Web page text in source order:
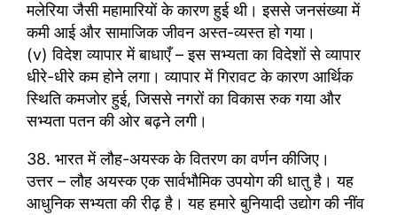
मलेरिया जैसी महामारियों के कारण हुई थी। इससे जनसंख्या में
कमी आई और सामाजिक जीवन अस्त-व्यस्त हो गया।
(v) विदेश व्यापार में बाधाएँ – इस सभ्यता का विदेशों से व्यापार
धीरे-धीरे कम होने लगा। व्यापार में गिरावट के कारण आर्थिक
स्थिति कमजोर हुई, जिससे नगरों का विकास रुक गया और
सभ्यता पतन की ओर बढ़ने लगी।
38. भारत में लौह-अयस्क के वितरण का वर्णन कीजिए।
उत्तर – लौह अयस्क एक सार्वभौमिक उपयोग की धातु है। यह
आधुनिक सभ्यता की रीढ़ है। यह हमारे बुनियादी उद्योग की नींव